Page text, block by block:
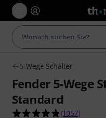
5-Wege Schalter
Fender 5-Wege
Standard
4.8 von 5
(1057)